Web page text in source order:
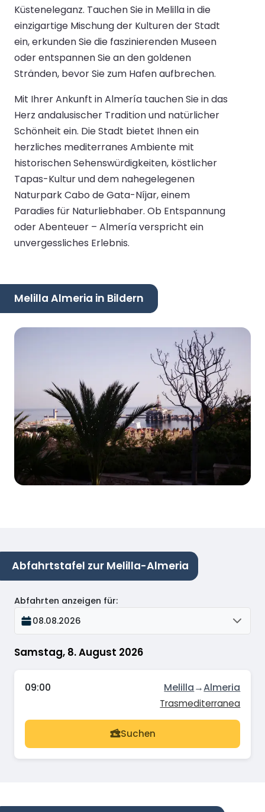
Küsteneleganz. Tauchen Sie in Melilla in die
einzigartige Mischung der Kulturen der Stadt
ein, erkunden Sie die faszinierenden Museen
oder entspannen Sie an den goldenen
Stränden, bevor Sie zum Hafen aufbrechen.
Mit Ihrer Ankunft in Almería tauchen Sie in das
Herz andalusischer Tradition und natürlicher
Schönheit ein. Die Stadt bietet Ihnen ein
herzliches mediterranes Ambiente mit
historischen Sehenswürdigkeiten, köstlicher
Tapas-Kultur und dem nahegelegenen
Naturpark Cabo de Gata-Níjar, einem
Paradies für Naturliebhaber. Ob Entspannung
oder Abenteuer – Almería verspricht ein
unvergessliches Erlebnis.
Melilla Almeria in Bildern
Abfahrtstafel zur Melilla-Almeria
Samstag, 8. August 2026
Abfahrten anzeigen für:
08.08.2026
09:00 Melilla→Almeria
Trasmediterranea
Suchen